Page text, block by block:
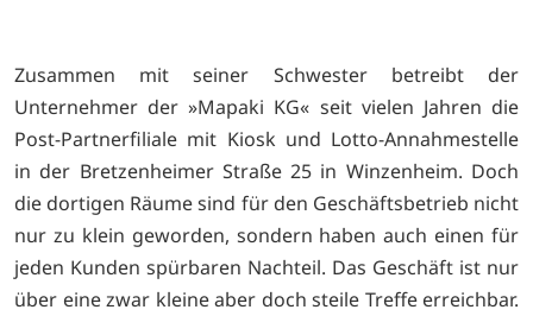
Zusammen mit seiner Schwester betreibt der
Unternehmer der »Mapaki KG« seit vielen Jahren die
Post-Partnerfiliale mit Kiosk und Lotto-Annahmestelle
in der Bretzenheimer Straße 25 in Winzenheim. Doch
die dortigen Räume sind für den Geschäftsbetrieb nicht
nur zu klein geworden, sondern haben auch einen für
jeden Kunden spürbaren Nachteil. Das Geschäft ist nur
über eine zwar kleine aber doch steile Treffe erreichbar.